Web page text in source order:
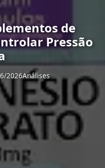
de
Pressão
2026Análises